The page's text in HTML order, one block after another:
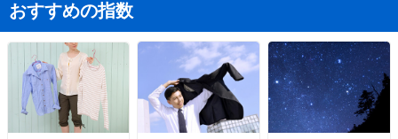
おすすめの指数